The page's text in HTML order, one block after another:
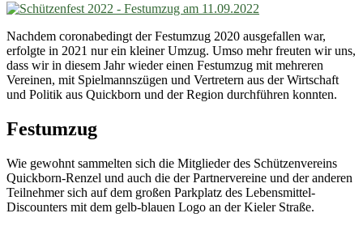
Nachdem coronabedingt der Festumzug 2020 ausgefallen war,
erfolgte in 2021 nur ein kleiner Umzug. Umso mehr freuten wir uns,
dass wir in diesem Jahr wieder einen Festumzug mit mehreren
Vereinen, mit Spielmannszügen und Vertretern aus der Wirtschaft
und Politik aus Quickborn und der Region durchführen konnten.
Festumzug
Wie gewohnt sammelten sich die Mitglieder des Schützenvereins
Quickborn-Renzel und auch die der Partnervereine und der anderen
Teilnehmer sich auf dem großen Parkplatz des Lebensmittel-
Discounters mit dem gelb-blauen Logo an der Kieler Straße.